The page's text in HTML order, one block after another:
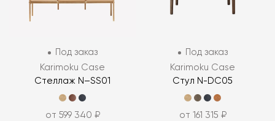
Под заказ
Karimoku Case
Стеллаж N–SS01
от 599 340 ₽
Под заказ
Karimoku Case
Стул N-DC05
от 161 315 ₽